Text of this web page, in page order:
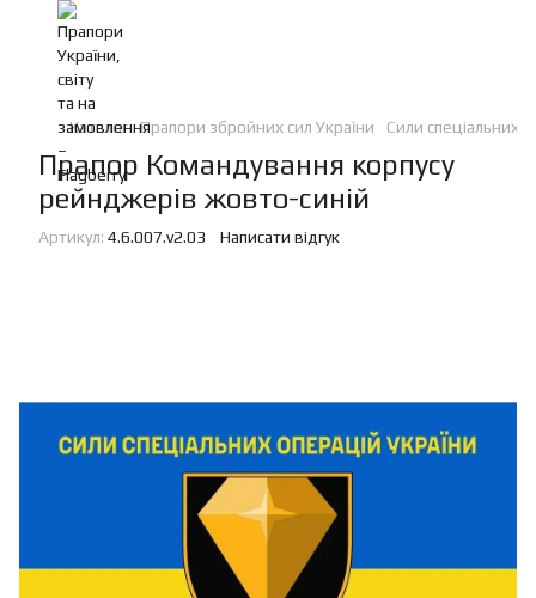
Каталог Прапори збройних сил України Сили спеціальних
Прапор Командування корпусу
рейнджерів жовто-синій
Артикул: 4.6.007.v2.03 Написати відгук